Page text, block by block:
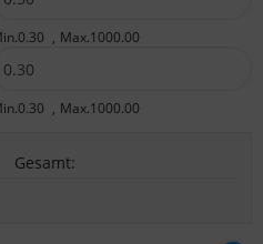
Max.1000.00
Max.1000.00
Gesamt: